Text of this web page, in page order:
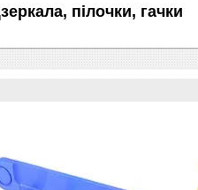
пілочки, гачки